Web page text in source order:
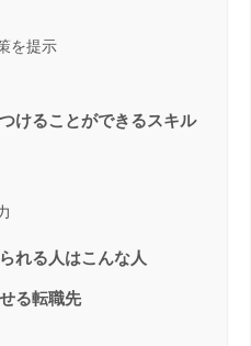
を提示
けることができるスキル
れる人はこんな人
る転職先